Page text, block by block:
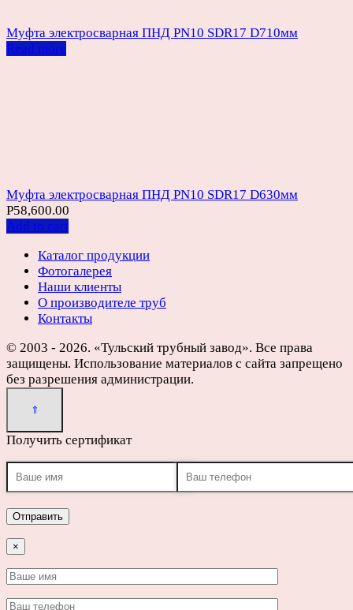
Муфта электросварная ПНД PN10 SDR17 D710мм
Read more
Муфта электросварная ПНД PN10 SDR17 D630мм
Р58,600.00
Add to cart
Каталог продукции
Фотогалерея
Наши клиенты
О производителе труб
Контакты
© 2003 - 2026. «Тульский трубный завод». Все права
защищены. Использование материалов с сайта запрещено
без разрешения администрации.
Получить сертификат
×